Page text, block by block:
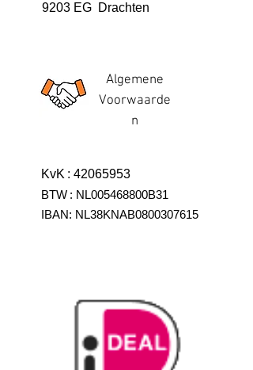
9203 EG Drachten
Algemene
Voorwaarde
n
KvK : 42065953
BTW : NL005468800B31
IBAN: NL38KNAB0800307615